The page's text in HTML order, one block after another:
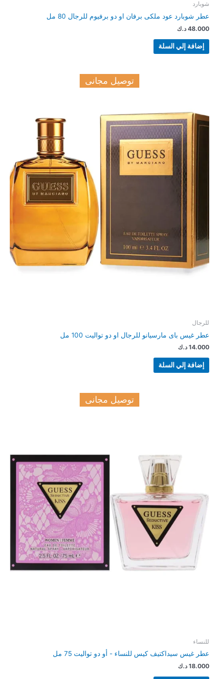
شوبارد
عطر شوبارد عود ملكى برفان او دو برفيوم للرجال 80 مل
48.000 د.ك
إضافة إلي السلة
توصيل مجانى
للرجال
عطر غيس باى مارسيانو للرجال او دو تواليت 100 مل
14.000 د.ك
إضافة إلي السلة
توصيل مجانى
للنساء
عطر غيس سيداكتيف كيس للنساء - أو دو تواليت 75 مل
18.000 د.ك